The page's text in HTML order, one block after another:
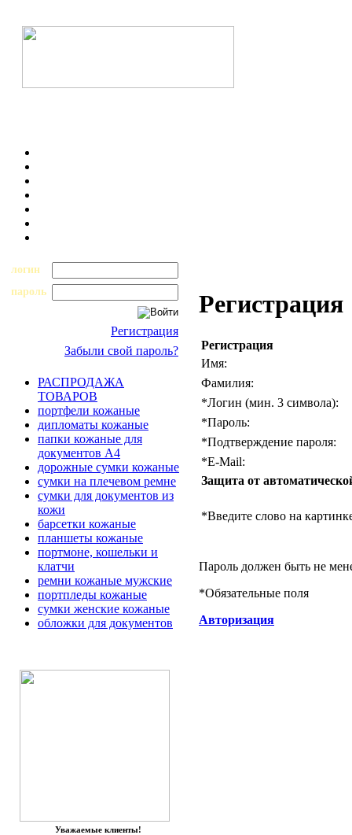
логин
пароль
Регистрация
Забыли свой пароль?
РАСПРОДАЖА
ТОВАРОВ
портфели кожаные
дипломаты кожаные
папки кожаные для
документов А4
дорожные сумки кожаные
сумки на плечевом ремне
сумки для документов из
кожи
барсетки кожаные
планшеты кожаные
портмоне, кошельки и
клатчи
ремни кожаные мужские
портпледы кожаные
сумки женские кожаные
обложки для документов
Уважаемые клиенты!
Регистрация
Регистрация
Имя:
Фамилия:
*Логин (мин. 3 символа):
*Пароль:
*Подтверждение пароля:
*E-Mail:
Защита от
*Введите слово на
Пароль должен быть не
*Обязательные поля
Авторизация